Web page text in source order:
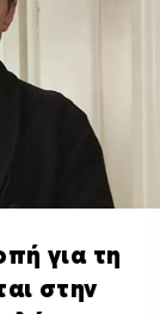
για τη
στην